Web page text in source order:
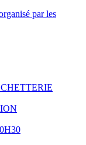
par les